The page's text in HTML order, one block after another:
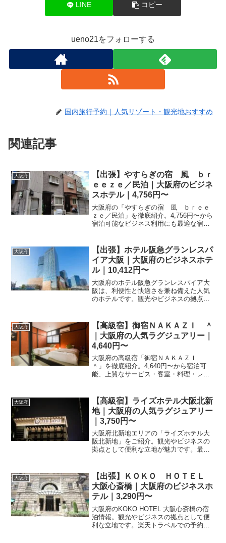
LINE コピー
ueno21をフォローする
国内旅行予約｜人気リゾート・観光地おすすめ
関連記事
大阪府
【出張】やすらぎの宿 風 ｂｒ
ｅｅｚｅ／民泊｜大阪府のビジネ
スホテル｜4,756円〜
大阪府の「やすらぎの宿 風 ｂｒｅｅ
ｚｅ／民泊」を徹底紹介。4,756円〜から
宿泊可能なビジネス利用にも最適な宿。
大阪府
【出張】ホテル阪急グランレスパ
イア大阪｜大阪府のビジネスホテ
ル｜10,412円〜
大阪府のホテル阪急グランレスパイア大
阪は、利便性と快適さを兼ね備えた人気
のホテルです。観光やビジネスの拠点と
ぜひご予約をご検討ください。
大阪府
【高級宿】御宿ＮＡＫＡＺＩ ＾
｜大阪府の人気ラグジュアリー｜
4,640円〜
大阪府の高級宿「御宿ＮＡＫＡＺＩ
＾」を徹底紹介。4,640円〜から宿泊可
能、上質なサービス・客室・料理・レビ
大阪府
【高級宿】ライズホテル大阪北新
地｜大阪府の人気ラグジュアリー
｜3,750円〜
大阪府北新地エリアの「ライズホテル大
阪北新地」をご紹介。観光やビジネスの
拠点として便利な立地が魅力です。最新
大阪府
【出張】ＫＯＫＯ ＨＯＴＥＬ
大阪心斎橋｜大阪府のビジネスホ
テル｜3,290円〜
大阪府のKOKO HOTEL 大阪心斎橋の宿
泊情報。観光やビジネスの拠点として便
利な立地です。楽天トラベルでの予約は